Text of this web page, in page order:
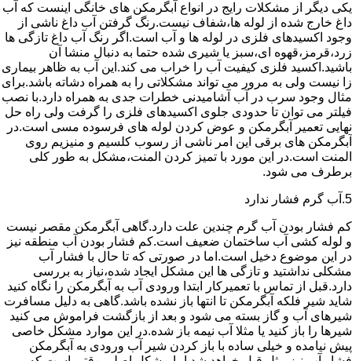
یکی دیگر از مشکلات رایج در انواع آبگرمکن های خانگی اینست که آب
داغ خارج شده از لوله ها،شفاف نیست.رنگ گرفتن آب داغ ناشی از
وجود اکسیدهای فلزی در لوله ها و آب است.اگر رنگ آب داغ تازگی ها
زرد،قرمز،قهوه ای،سبز یا شیری شده حتما به دنبال منشا آن
باشید.اکسید فلزی کیفیت آب را خراب می کند.این آب به ظاهر بیماری
زا نیست ولی به مرور می تواند مشکلاتی را به همراه دشاته باشد.برای
مثال وجود سرب در آب آشامیدنی خطرات جدی به همراه دارد.با نصب
فیلتر می توان تا حدودی جلوی اکسیدهای فلزی را گرفت ولی راه حل
نهایی تعمیر آبگرمکن و عوض کردن لوله های فرسوده مسی است.در
آبگرمکن های برقی این امر ناشی از رسوب کلسیم و منیزیم روی
المنت است.در این مورد با تمیز کردن المنت،مشکل به طور کلی
برطرف می شود.
5.آب گرم فشار ندارد
کم فشار بودن آب گرم چندین علت دارد.گاهی آبگرمکن مقصر نیست
و لوله کشی آب ساختمان ضعیف است.کم فشار بودن آب منطقه نیز
در این موضوع دخیل است.اما در صورتی که تا حال با فشار آب
مشکلی نداشتید و تازگی ها این مشکل ایجاد شده،نیاز به بررسی
دارد.قبل از تماس با تعمیرکار ابتدا ورودی آب به آبگرمکن را نگاه کنید
شاید شیر فلکه آبگرمکن تا انتها باز نشده باشد.گاهی به دلیل مسافرت
شیرهای آب و گاز بسته می شود و بعد از بازگشت فراموش می کنید
شیرها را باز کنید یا مثلا آب نیمه باز شده.در این موارد مشکل خاصی
پیش نیامده و خیلی ساده با باز کردن شیر آب ورودی به آبگرمکن